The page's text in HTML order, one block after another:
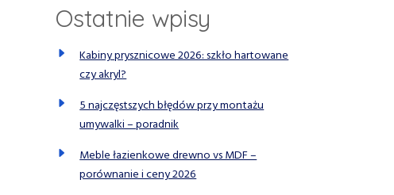
Ostatnie wpisy
Kabiny prysznicowe 2026: szkło hartowane
czy akryl?
5 najczęstszych błędów przy montażu
umywalki – poradnik
Meble łazienkowe drewno vs MDF –
porównanie i ceny 2026